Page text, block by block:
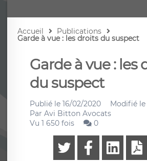
Accueil Publications
Garde à vue : les droits du suspect
Garde à vue : les
du suspect
Publié le 16/02/2020 Modifié le
Par Avi Bitton Avocats
Vu 1 650 fois
0